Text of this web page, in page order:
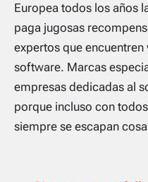
Europea todos los años
paga jugosas
expertos que
software. Marcas
empresas dedicadas al
porque incluso con
siempre se escapan